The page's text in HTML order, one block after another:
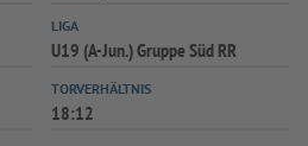
LIGA
U19 (A-Jun.) Gruppe Süd RR
TORVERHÄLTNIS
18:12